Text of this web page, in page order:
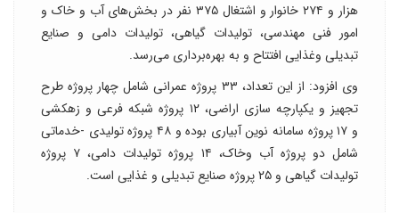
هزار و ۲۷۴ خانوار و اشتغال ۳۷۵ نفر در بخش‌های آب و خاک و
امور فنی مهندسی، تولیدات گیاهی، تولیدات دامی و صنایع
تبدیلی وغذایی افتتاح و به بهره‌برداری می‌رسد.
وی افزود: از این تعداد، ۳۳ پروژه عمرانی شامل چهار پروژه طرح
تجهیز و یکپارچه سازی اراضی، ۱۲ پروژه شبکه فرعی و زهکشی
و ۱۷ پروژه سامانه نوین آبیاری بوده و ۴۸ پروژه تولیدی -خدماتی
شامل دو پروژه آب وخاک، ۱۴ پروژه تولیدات دامی، ۷ پروژه
تولیدات گیاهی و ۲۵ پروژه صنایع تبدیلی و غذایی است.